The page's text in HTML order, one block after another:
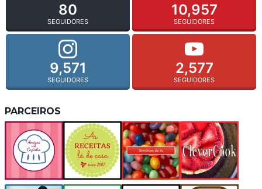
80
SEGUIDORES
10,957
SEGUIDORES
9,571
SEGUIDORES
2,577
SEGUIDORES
PARCEIROS